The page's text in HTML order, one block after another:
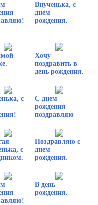
Внученька, с
днем
рождения.
Хочу
поздравить в
день рождения.
с
С днем
рождения
поздравляю
с
Поздравляю с
днем
рождения.
В день
рождения.